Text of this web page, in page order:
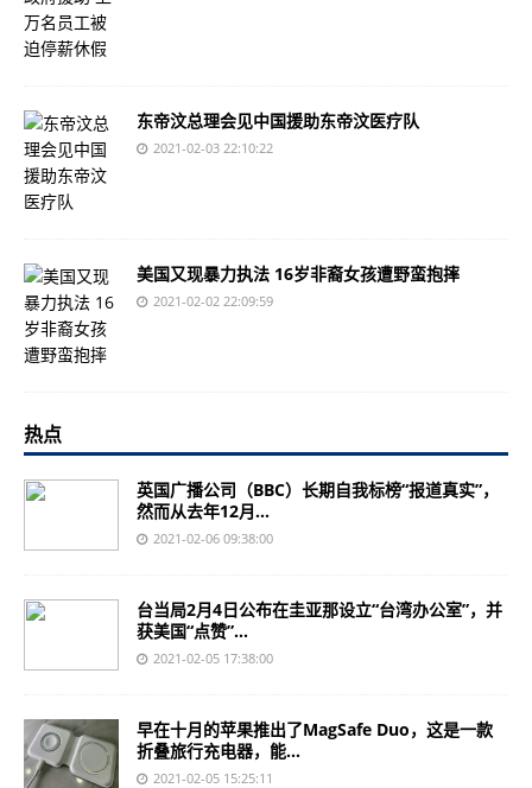
东帝汶总理会见中国援助东帝汶医疗队
2021-02-03 22:10:22
美国又现暴力执法 16岁非裔女孩遭野蛮抱摔
2021-02-02 22:09:59
热点
英国广播公司（BBC）长期自我标榜“报道真实”，
然而从去年12月...
2021-02-06 09:38:00
台当局2月4日公布在圭亚那设立“台湾办公室”，并
获美国“点赞”...
2021-02-05 17:38:00
早在十月的苹果推出了MagSafe Duo，这是一款
折叠旅行充电器，能...
2021-02-05 15:25:11